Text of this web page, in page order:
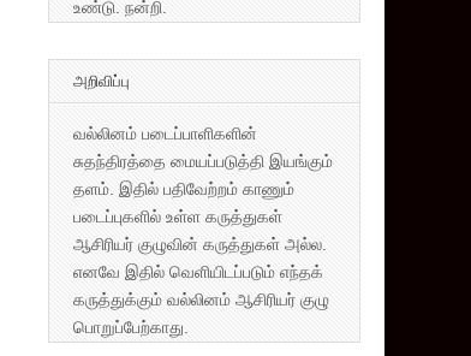
உண்டு. நன்றி.
அறிவிப்பு
வல்லினம் படைப்பாளிகளின்
சுதந்திரத்தை மையப்படுத்தி இயங்கும்
தளம். இதில் பதிவேற்றம் காணும்
படைப்புகளில் உள்ள கருத்துகள்
ஆசிரியர் குழுவின் கருத்துகள் அல்ல.
எனவே இதில் வெளியிடப்படும் எந்தக்
கருத்துக்கும் வல்லினம் ஆசிரியர் குழு
பொறுப்பேற்காது.